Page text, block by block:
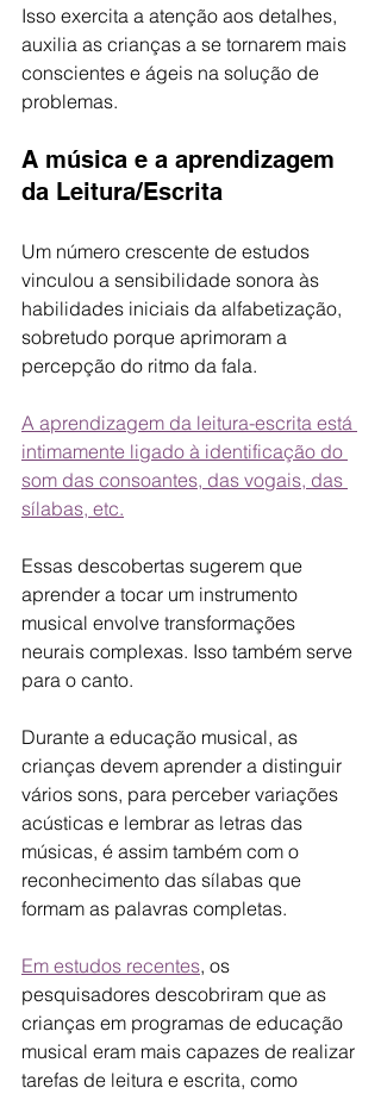
Isso exercita a atenção aos detalhes,
auxilia as crianças a se tornarem mais
conscientes e ágeis na solução de
problemas.
A música e a aprendizagem
da Leitura/Escrita
Um número crescente de estudos
vinculou a sensibilidade sonora às
habilidades iniciais da alfabetização,
sobretudo porque aprimoram a
percepção do ritmo da fala.
A aprendizagem da leitura-escrita está
intimamente ligado à identificação do
som das consoantes, das vogais, das
sílabas, etc.
Essas descobertas sugerem que
aprender a tocar um instrumento
musical envolve transformações
neurais complexas. Isso também serve
para o canto.
Durante a educação musical, as
crianças devem aprender a distinguir
vários sons, para perceber variações
acústicas e lembrar as letras das
músicas, é assim também com o
reconhecimento das sílabas que
formam as palavras completas.
Em estudos recentes, os
pesquisadores descobriram que as
crianças em programas de educação
musical eram mais capazes de realizar
tarefas de leitura e escrita, como